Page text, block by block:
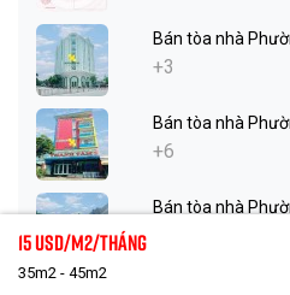
Bán tòa nhà
+3
Bán tòa nhà
+6
Bán tòa nhà
15 Usd/m2/tháng
35m2 - 45m2